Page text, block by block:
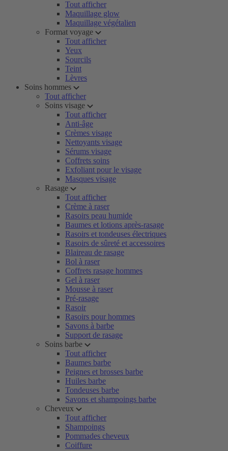
Tout afficher
Maquillage glow
Maquillage végétalien
Format voyage
Tout afficher
Yeux
Sourcils
Teint
Lèvres
Soins hommes
Tout afficher
Soins visage
Tout afficher
Anti-âge
Crèmes visage
Nettoyants visage
Sérums visage
Coffrets soins
Exfoliant pour le visage
Masques visage
Rasage
Tout afficher
Crème à raser
Rasoirs peau humide
Baumes et lotions après-rasage
Rasoirs et tondeuses électriques
Rasoirs de sûreté et accessoires
Blaireau de rasage
Bol à raser
Coffrets rasage hommes
Gel à raser
Mousse à raser
Pré-rasage
Rasoir
Rasoirs pour hommes
Savons à barbe
Support de rasage
Soins barbe
Tout afficher
Baumes barbe
Peignes et brosses barbe
Huiles barbe
Tondeuses barbe
Savons et shampoings barbe
Cheveux
Tout afficher
Shampoings
Pommades cheveux
Coiffure